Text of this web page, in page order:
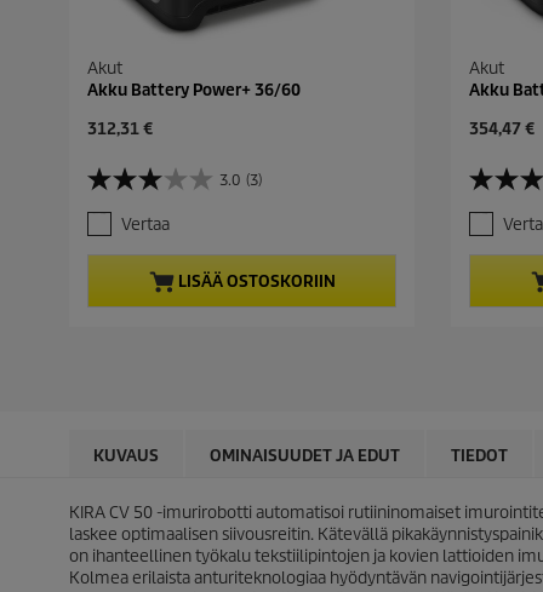
Akut
Akku Battery Power+ 36/60
C
r
e
n
t
r
e
312,31 €
3.0 (3)
3
.
0
/
3
v
o
s
t
Vertaa
LISÄÄ OSTOSKORIIN
Akut
Akku
C
r
e
n
t
r
r
e
354,47 €
5
.
0
/
1
v
o
s
t
KUVAUS OMINAISUUDET JA EDUT TIEDOT
KIRA CV 50 -imurirobotti automatisoi rutiininomaiset
laskee optimaalisen siivousreitin. Kätevällä
on ihanteellinen työkalu tekstiilipintojen ja kovien lattioiden
Kolmea erilaista anturiteknologiaa hyödyntävän